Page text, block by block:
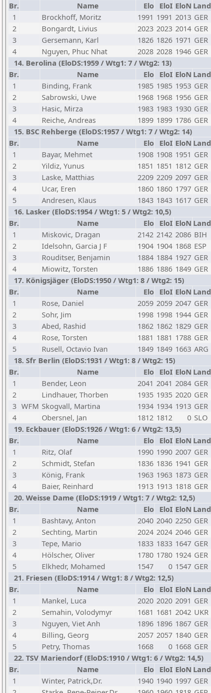
Br.
Name Elo EloI EloN Land
1
Brockhoff, Moritz 1991 1991 2013 GER
2
Bongardt, Livius 2023 2023 2014 GER
3
Gersemann, Karl 1826 1826 1971 GER
4
Nguyen, Phuc Nhat 2028 2028 1946 GER
14. Berolina (EloDS:1959 / Wtg1: 7 / Wtg2: 13)
Br.
Name Elo EloI EloN Land
1
Binding, Frank 1985 1985 1953 GER
2
Sabrowski, Uwe 1968 1968 1956 GER
3
Hasic, Mirza 1983 1983 1930 GER
4
Reiche, Andreas 1899 1899 1786 GER
15. BSC Rehberge (EloDS:1957 / Wtg1: 7 / Wtg2: 14)
Br.
Name Elo EloI EloN Land
1
Bayar, Mehmet 1908 1908 1951 GER
2
Yildiz, Yunus 1851 1851 1812 GER
3
Laske, Matthias 2209 2209 2097 GER
4
Ucar, Eren 1860 1860 1797 GER
5
Andresen, Klaus 1843 1843 1617 GER
16. Lasker (EloDS:1954 / Wtg1: 5 / Wtg2: 10,5)
Br.
Name Elo EloI EloN Land
1
Miskovic, Dragan 2142 2142 2086 BIH
2
Idelsohn, Garcia J F 1904 1904 1868 ESP
3
Rouditser, Benjamin 1884 1884 1927 GER
4
Miowitz, Torsten 1886 1886 1849 GER
17. Königsjäger (EloDS:1950 / Wtg1: 8 / Wtg2: 15)
Br.
Name Elo EloI EloN Land
1
Rose, Daniel 2059 2059 2047 GER
2
Sohr, Jim 1998 1998 1944 GER
3
Abed, Rashid 1862 1862 1829 GER
4
Rose, Torsten 1881 1881 1788 GER
5
Rusell, Octavio Ivan 1849 1849 1663 ARG
18. Sfr Berlin (EloDS:1931 / Wtg1: 8 / Wtg2: 15)
Br.
Name Elo EloI EloN Land
1
Bender, Leon 2041 2041 2084 GER
2
Lindhauer, Thorben 1935 1935 2020 GER
3 WFM Skogvall, Martina 1934 1934 1913 GER
4
Obersnel, Jan 1812 1812 0 SLO
19. Eckbauer (EloDS:1926 / Wtg1: 6 / Wtg2: 13,5)
Br.
Name Elo EloI EloN Land
1
Ritz, Olaf 1990 1990 2007 GER
2
Schmidt, Stefan 1836 1836 1941 GER
3
König, Frank 1963 1963 1873 GER
4
Baier, Reinhard 1913 1913 1818 GER
20. Weisse Dame (EloDS:1919 / Wtg1: 7 / Wtg2: 12,5)
Br.
Name Elo EloI EloN Land
1
Bashtavy, Anton 2040 2040 2250 GER
2
Sechting, Martin 2024 2024 2046 GER
3
Tepe, Mario 1833 1833 1647 GER
4
Hölscher, Oliver 1780 1780 1924 GER
5
Elkhedr, Mohamed 1547 0 1547 GER
21. Friesen (EloDS:1914 / Wtg1: 8 / Wtg2: 12,5)
Br.
Name Elo EloI EloN Land
1
Mankel, Luca 2020 2020 2091 GER
2
Semahin, Volodymyr 1681 1681 2042 UKR
3
Nguyen, Viet Anh 1896 1896 1867 GER
4
Billing, Georg 2057 2057 1840 GER
5
Petry, Thomas 1668 0 1668 GER
22. TSV Mariendorf (EloDS:1910 / Wtg1: 6 / Wtg2: 14,5)
Br.
Name Elo EloI EloN Land
1
Winter, Patrick,Dr. 1940 1940 1997 GER